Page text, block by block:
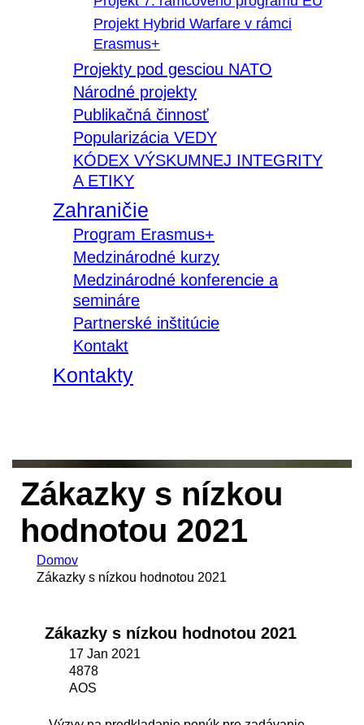
Projekt Hybrid Warfare v rámci
Erasmus+
Projekty pod gesciou NATO
Národné projekty
Publikačná činnosť
Popularizácia VEDY
KÓDEX VÝSKUMNEJ INTEGRITY
A ETIKY
Zahraničie
Program Erasmus+
Medzinárodné kurzy
Medzinárodné konferencie a
semináre
Partnerské inštitúcie
Kontakt
Kontakty
Zákazky s nízkou
hodnotou 2021
Domov
Zákazky s nízkou hodnotou 2021
Zákazky s nízkou hodnotou 2021
17 Jan 2021
4878
AOS